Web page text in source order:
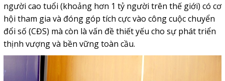
người cao tuổi (khoảng hơn 1 tỷ người trên thế giới) có cơ
hội tham gia và đóng góp tích cực vào công cuộc chuyển
đổi số (CĐS) mà còn là vấn đề thiết yếu cho sự phát triển
thịnh vượng và bền vững toàn cầu.